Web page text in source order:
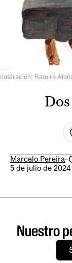
Ilustración: Ramiro
Marcelo Pereira-
5 de julio de 2024
Nuestro